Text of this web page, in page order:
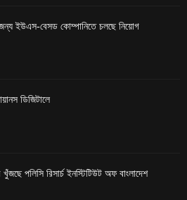
ইউএস-বেসড কোম্পানিতে চলছে নিয়োগ
ডিজিটালে
পলিসি রিসার্চ ইনস্টিটিউট অফ বাংলাদেশ